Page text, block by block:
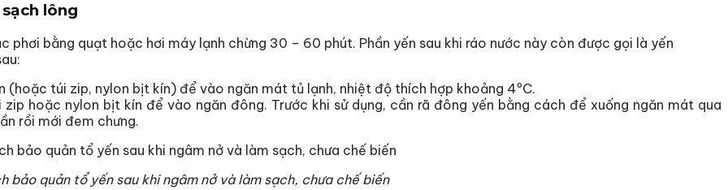
lông
phơi bằng quạt hoặc hơi máy lạnh chừng 30 – 60 phút. Phần yến sau khi ráo nước này còn được gọi là yến
(hoặc túi zip, nylon bịt kín) để vào ngăn mát tủ lạnh, nhiệt độ thích hợp khoảng 4ºC.
hoặc nylon bịt kín để vào ngăn đông. Trước khi sử dụng, cần rã đông yến bằng cách để xuống ngăn mát qua
rồi mới đem chưng.
bảo quản tổ yến sau khi ngâm nở và làm sạch, chưa chế biến